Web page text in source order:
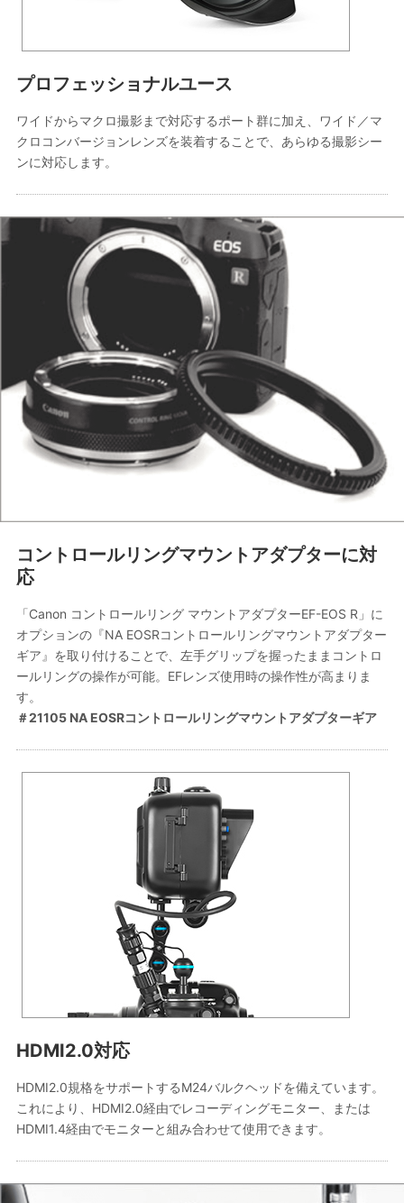
プロフェッショナルユース
ワイドからマクロ撮影まで対応するポート群に加え、ワイド／マ
クロコンバージョンレンズを装着することで、あらゆる撮影シー
ンに対応します。
コントロールリングマウントアダプターに対
応
「Canon コントロールリング マウントアダプターEF-EOS R」に
オプションの『NA EOSRコントロールリングマウントアダプター
ギア』を取り付けることで、左手グリップを握ったままコントロ
ールリングの操作が可能。EFレンズ使用時の操作性が高まりま
す。
＃21105 NA EOSRコントロールリングマウントアダプターギア
HDMI2.0対応
HDMI2.0規格をサポートするM24バルクヘッドを備えています。
これにより、HDMI2.0経由でレコーディングモニター、または
HDMI1.4経由でモニターと組み合わせて使用できます。